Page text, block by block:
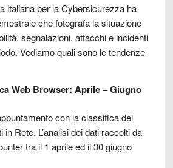
italiana per la Cybersicurezza ha
che fotografa la situazione
segnalazioni, attacchi e incidenti
Vediamo quali sono le tendenze
Web Browser: Aprile – Giugno
con la classifica dei
Rete. L’analisi dei dati raccolti da
tra il 1 aprile ed il 30 giugno